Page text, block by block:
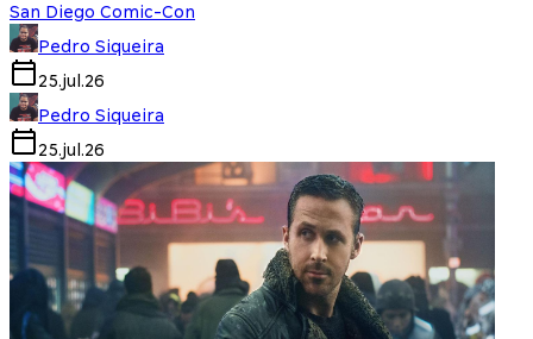
San Diego Comic-Con
Pedro Siqueira
25.jul.26
Pedro Siqueira
25.jul.26